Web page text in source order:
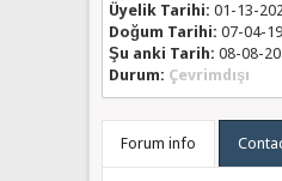
Üyelik Tarihi: 01-13-
Doğum Tarihi: 07-04-
Şu anki Tarih: 08-08-
Durum: Çevrimdışı
Forum info